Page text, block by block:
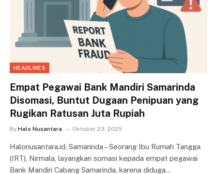
HEADLINES
Empat Pegawai Bank Mandiri Samarinda
Disomasi, Buntut Dugaan Penipuan yang
Rugikan Ratusan Juta Rupiah
By Halo Nusantara Oktober 23, 2025
Halonusantara.id, Samarinda – Seorang Ibu Rumah Tangga
(IRT), Nirmala, layangkan somasi kepada empat pegawai
Bank Mandiri Cabang Samarinda, karena diduga…